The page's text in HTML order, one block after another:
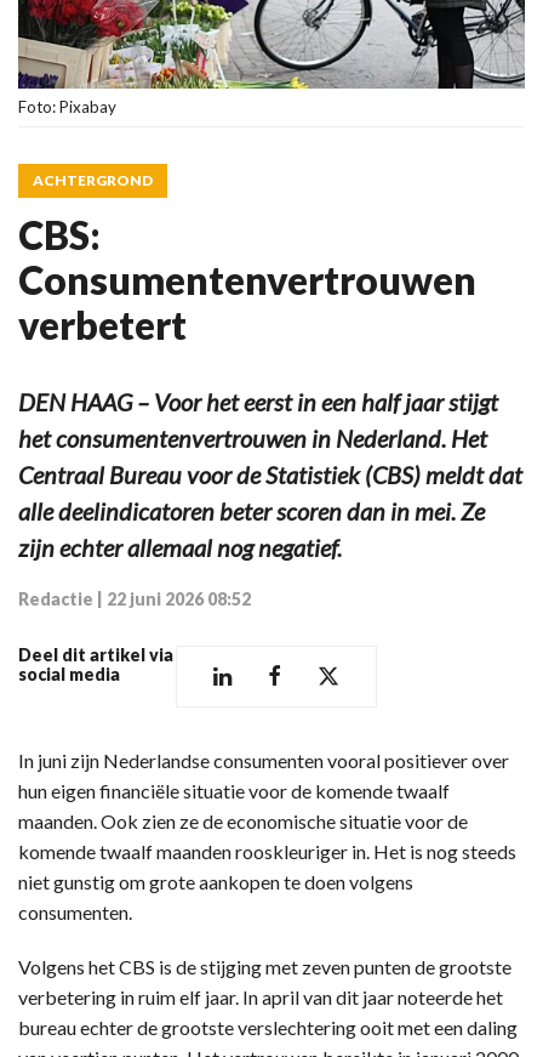
Foto: Pixabay
ACHTERGROND
CBS:
Consumentenvertrouwen
verbetert
DEN HAAG – Voor het eerst in een half jaar stijgt
het consumentenvertrouwen in Nederland. Het
Centraal Bureau voor de Statistiek (CBS) meldt dat
alle deelindicatoren beter scoren dan in mei. Ze
zijn echter allemaal nog negatief.
Redactie 22 juni 2026 08:52
Deel dit artikel via
social media
In juni zijn Nederlandse consumenten vooral positiever over
hun eigen financiële situatie voor de komende twaalf
maanden. Ook zien ze de economische situatie voor de
komende twaalf maanden rooskleuriger in. Het is nog steeds
niet gunstig om grote aankopen te doen volgens
consumenten.
Volgens het CBS is de stijging met zeven punten de grootste
verbetering in ruim elf jaar. In april van dit jaar noteerde het
bureau echter de grootste verslechtering ooit met een daling